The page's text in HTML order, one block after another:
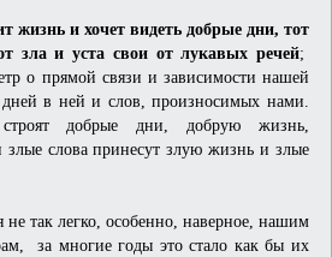
жизнь и хочет видеть добрые дни, тот
зла и уста свои от лукавых речей;
о прямой связи и зависимости нашей
в ней и слов, произносимых нами.
добрые дни, добрую жизнь,
злые слова принесут злую жизнь и злые
не так легко, особенно, наверное, нашим
за многие годы это стало как бы их